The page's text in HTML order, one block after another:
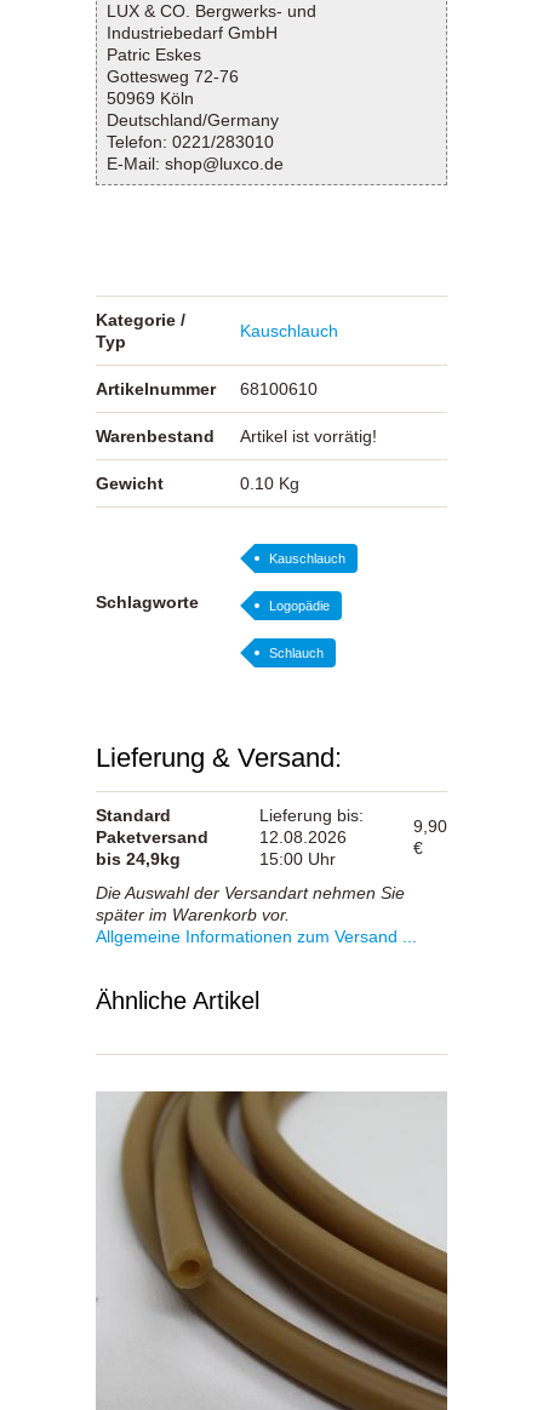
LUX & CO. Bergwerks- und
Industriebedarf GmbH
Patric Eskes
Gottesweg 72-76
50969 Köln
Deutschland/Germany
Telefon: 0221/283010
E-Mail: shop@luxco.de
Kategorie /
Typ
Kauschlauch
Artikelnummer 68100610
Warenbestand Artikel ist vorrätig!
Gewicht 0.10 Kg
Schlagworte
Kauschlauch
Logopädie
Schlauch
Lieferung & Versand:
Standard
Paketversand
bis 24,9kg
Lieferung bis:
12.08.2026
15:00 Uhr
9,90
€
Die Auswahl der Versandart nehmen Sie
später im Warenkorb vor.
Allgemeine Informationen zum Versand ...
Ähnliche Artikel